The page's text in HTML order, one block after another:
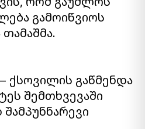
გამოიწვიოს
ქსოვილის გაწმენდა
შემთხვევაში